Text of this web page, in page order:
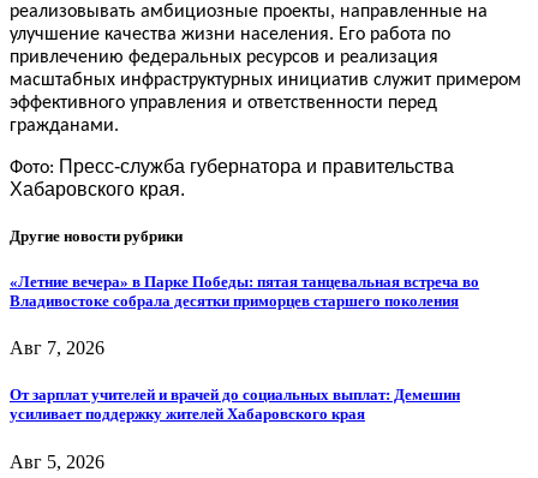
реализовывать амбициозные проекты, направленные на
улучшение качества жизни населения. Его работа по
привлечению федеральных ресурсов и реализация
масштабных инфраструктурных инициатив служит примером
эффективного управления и ответственности перед
гражданами.
Фото: Пресс-служба губернатора и правительства
Хабаровского края.
Другие новости рубрики
«Летние вечера» в Парке Победы: пятая танцевальная встреча во
Владивостоке собрала десятки приморцев старшего поколения
Авг 7, 2026
От зарплат учителей и врачей до социальных выплат: Демешин
усиливает поддержку жителей Хабаровского края
Авг 5, 2026